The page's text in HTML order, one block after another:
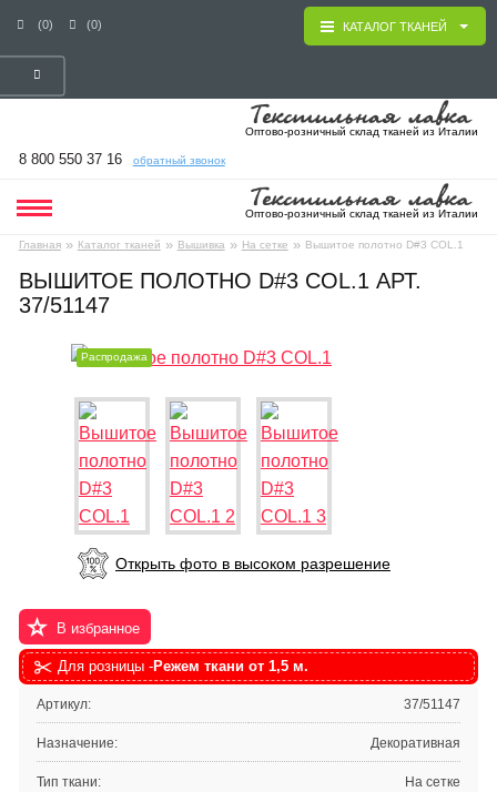
(0) (0)
Оптово-розничный склад тканей из Италии
8 800 550 37 16 обратный звонок
Оптово-розничный склад тканей из Италии
Главная » Каталог тканей » Вышивка » На сетке » Вышитое полотно D#3 COL.1
КАТАЛОГ ТКАНЕЙ
ВЫШИТОЕ ПОЛОТНО D#3 COL.1 АРТ.
37/51147
Распродажа
Открыть фото в высоком разрешение
В избранное
Для розницы -Режем ткани от 1,5 м.
Артикул: 37/51147
Назначение: Декоративная
Тип ткани: На сетке